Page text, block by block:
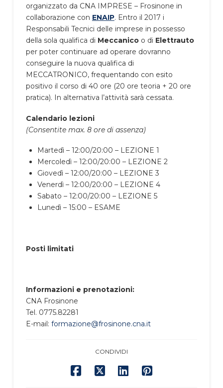
organizzato da CNA IMPRESE – Frosinone in
collaborazione con ENAIP. Entro il 2017 i
Responsabili Tecnici delle imprese in possesso
della sola qualifica di Meccanicoo di Elettrauto
per poter continuare ad operare dovranno
conseguire la nuova qualifica di
MECCATRONICO, frequentando con esito
positivo il corso di 40 ore (20 ore teoria + 20 ore
pratica). In alternativa l’attività sarà cessata.
Calendario lezioni
(Consentite max. 8 ore di assenza)
Martedì – 12:00/20:00 – LEZIONE 1
Mercoledì – 12:00/20:00 – LEZIONE 2
Giovedì – 12:00/20:00 – LEZIONE 3
Venerdì – 12:00/20:00 – LEZIONE 4
Sabato – 12:00/20:00 – LEZIONE 5
Lunedì – 15:00 – ESAME
Posti limitati
Informazioni e prenotazioni:
CNA Frosinone
Tel. 0775.82281
E-mail: formazione@frosinone.cna.it
CONDIVIDI